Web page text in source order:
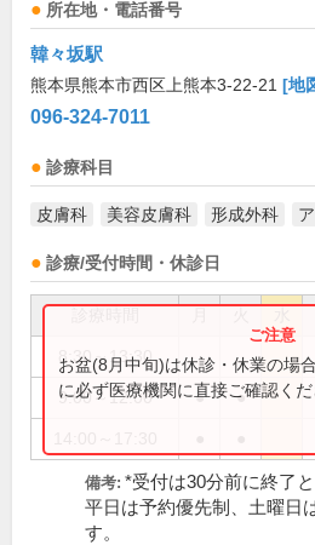
所在地・電話番号
韓々坂駅
熊本県熊本市西区上熊本3-22-21 [地
096-324-7011
診療科目
皮膚科 美容皮膚科 形成外科
診療/受付時間・休診日
8:30～13:30
9:00～12:00 ● ●
お盆(8月中旬)は休診・休業の場
に必ず医療機関に直接ご確認くだ
備考: *受付は30分前に終了と
平日は予約優先制、土曜日
す。